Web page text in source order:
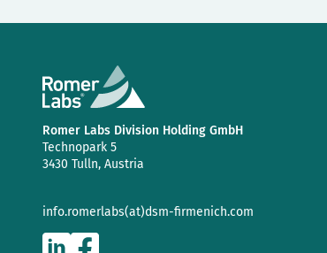
Romer Labs Division Holding GmbH
Technopark 5
3430 Tulln, Austria
info.romerlabs(at)dsm-firmenich.com